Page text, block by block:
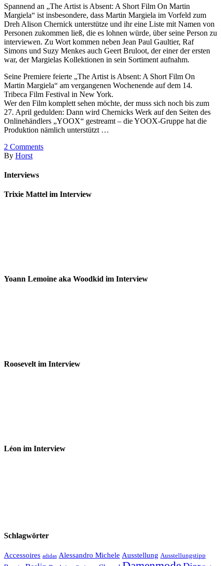
Spannend an „The Artist is Absent: A Short Film On Martin
Margiela“ ist insbesondere, dass Martin Margiela im Vorfeld zum
Dreh Alison Chernick unterstütze und ihr eine Liste mit Namen von
Personen zukommen ließ, die es lohnen würde, über seine Person zu
interviewen. Zu Wort kommen neben Jean Paul Gaultier, Raf
Simons und Suzy Menkes auch Geert Bruloot, der einer der ersten
war, der Margielas Kollektionen in sein Sortiment aufnahm.
Seine Premiere feierte „The Artist is Absent: A Short Film On
Martin Margiela“ am vergangenen Wochenende auf dem 14.
Tribeca Film Festival in New York.
Wer den Film komplett sehen möchte, der muss sich noch bis zum
27. April gedulden: Dann wird Chernicks Werk auf den Seiten des
Onlinehändlers „YOOX“ gestreamt – die YOOX-Gruppe hat die
Produktion nämlich unterstützt …
2 Comments
By Horst
Interviews
Trixie Mattel im Interview
Yoann Lemoine aka Woodkid im Interview
Roosevelt im Interview
Léon im Interview
Schlagwörter
Accessoires adidas Alessandro Michele Ausstellung Ausstellungstipp